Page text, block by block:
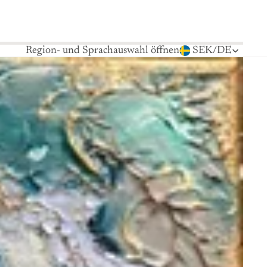
Region- und Sprachauswahl öffnen SEK/DE